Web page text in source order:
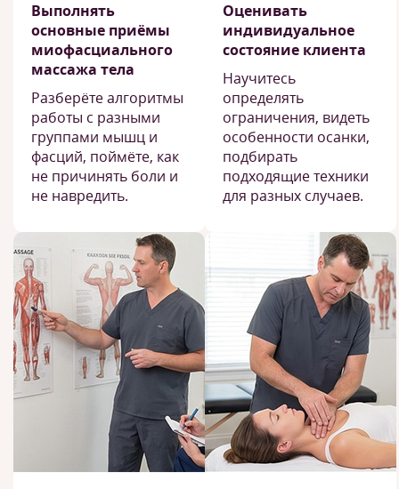
Выполнять
основные приёмы
миофасциального
массажа тела
Разберёте алгоритмы
работы с разными
группами мышц и
фасций, поймёте, как
не причинять боли и
не навредить.
Оценивать
индивидуальное
состояние клиента
Научитесь
определять
ограничения, видеть
особенности осанки,
подбирать
подходящие техники
для разных случаев.